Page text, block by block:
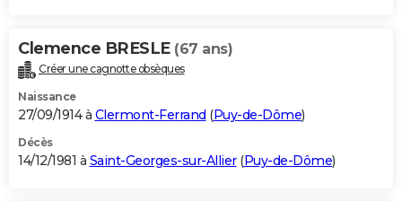
Clemence BRESLE (67 ans)
Créer une cagnotte obsèques
Naissance
27/09/1914 à Clermont-Ferrand (Puy-de-Dôme)
Décès
14/12/1981 à Saint-Georges-sur-Allier(Puy-de-Dôme)